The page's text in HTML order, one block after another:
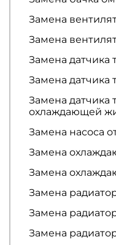
Замена
Замена
Замена датчика
Замена датчика
Замена датчика
охлаждающей
Замена насоса
Замена
Замена
Замена
Замена
Замена